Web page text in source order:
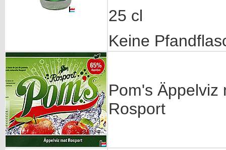
25 cl
Keine
Pom's Äppelviz
Rosport